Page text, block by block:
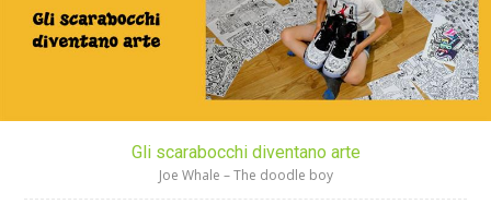
Gli scarabocchi diventano arte
Joe Whale – The doodle boy